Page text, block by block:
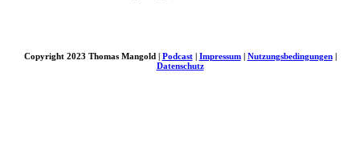
Copyright 2023 Thomas Mangold | Podcast| Impressum| Nutzungsbedingungen|
Datenschutz